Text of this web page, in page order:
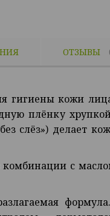
ОТЗЫВЫ
гигиены кожи
плёнку
слёз») делает
комбинации с